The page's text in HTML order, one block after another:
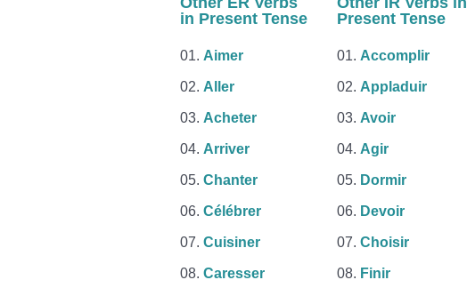
in Present Tense
Aimer
Aller
Acheter
Arriver
Chanter
Célébrer
Cuisiner
Caresser
Present Tense
Accomplir
Appladuir
Avoir
Agir
Dormir
Devoir
Choisir
Finir